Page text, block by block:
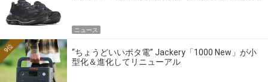
ニュース
“ちょうどいいポタ電” Jackery「1000 New」が小
型化＆進化してリニューアル
9位